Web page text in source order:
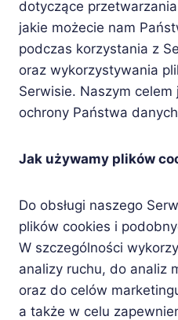
dotyczące
jakie możecie nam
podczas korzystania z
oraz wykorzystywania
Serwisie. Naszym
ochrony Państwa
Jak używamy plików
Do obsługi naszego
plików cookies i
W szczególności
analizy ruchu, do analiz
oraz do celów
a także w celu